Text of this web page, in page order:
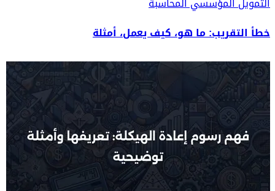
خطأ التقريب: ما هو، كيف يعمل، أمثلة